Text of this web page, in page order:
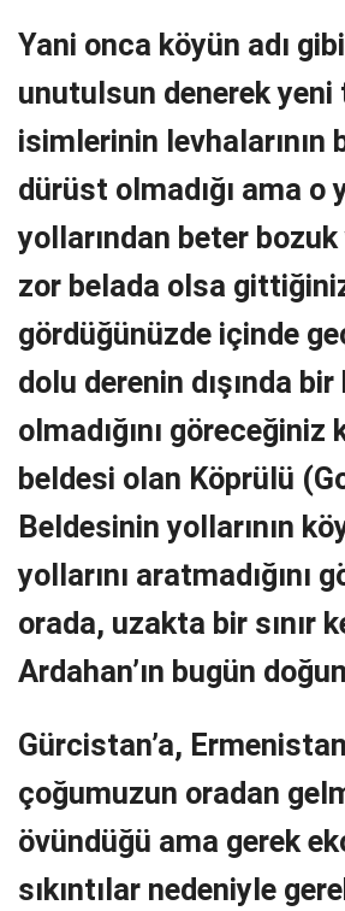
Yani onca köyün adı
unutulsun denerek yeni
isimlerinin levhalarının
dürüst olmadığı ama o
yollarından beter bozuk
zor belada olsa
gördüğünüzde içinde
dolu derenin dışında
olmadığını göreceğiniz
beldesi olan Köprülü
Beldesinin yollarının
yollarını aratmadığını
orada, uzakta bir sınır
Ardahan’ın bugün
Gürcistan’a,
çoğumuzun oradan
övündüğü ama gerek
sıkıntılar nedeniyle